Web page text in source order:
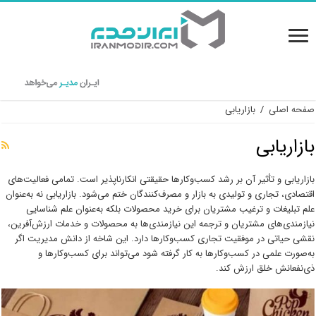
صفحه اصلی / بازاریابی
بازاریابی
بازاریابی و تأثیر آن بر رشد کسب‌وکارها حقیقتی انکارناپذیر است. تمامی فعالیت‌های
اقتصادی، تجاری و تولیدی به بازار و مصرف‌کنندگان ختم می‌شود. بازاریابی نه به‌عنوان
علم تبلیغات و ترغیب مشتریان برای خرید محصولات بلکه به‌عنوان علم شناسایی
نیازمندی‌های مشتریان و ترجمه این نیازمندی‌ها به محصولات و خدمات ارزش‌آفرین،
نقشی حیاتی در موفقیت تجاری کسب‌وکارها دارد. این شاخه از دانش مدیریت اگر
به‌صورت علمی در کسب‌وکارها به کار گرفته شود می‌تواند برای کسب‌وکارها و
ذی‌نفعانش خلق ارزش کند.